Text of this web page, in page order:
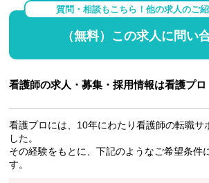
質問・相談もこちら！他の求人のご紹
（無料）この求人に問い
看護師の求人・募集・採用情報は看護プロ
看護プロには、10年にわたり看護師の転職サ
した。
その経験をもとに、下記のようなご希望条件
す。